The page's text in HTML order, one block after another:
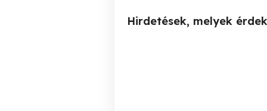
Hirdetések, melyek